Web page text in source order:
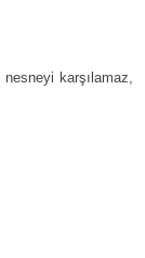
karşılamaz,